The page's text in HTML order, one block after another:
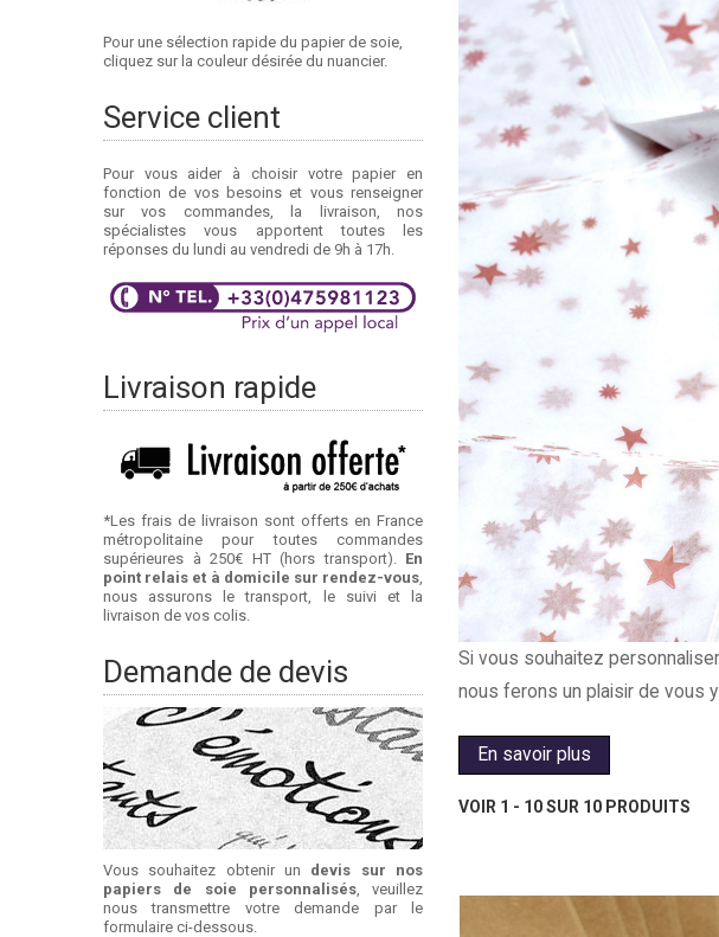
Si vous souhaitez
nous ferons un plaisir de vous
En savoir plus
VOIR 1 - 10 SUR 10 PRODUITS
Pour une sélection rapide du papier de soie,
cliquez sur la couleur désirée du nuancier.
Service client
Pour vous aider à choisir votre papier en
fonction de vos besoins et vous renseigner
sur vos commandes, la livraison, nos
spécialistes vous apportent toutes les
réponses du lundi au vendredi de 9h à 17h.
Livraison rapide
*Les frais de livraison sont offerts en France
métropolitaine pour toutes commandes
supérieures à 250€ HT (hors transport). En
point relais et à domicile sur rendez-vous
nous assurons le transport, le suivi et la
livraison de vos colis.
Demande de devis
Vous souhaitez obtenir un devis sur nos
papiers de soie personnalisés, veuillez
nous transmettre votre demande par le
formulaire ci-dessous.